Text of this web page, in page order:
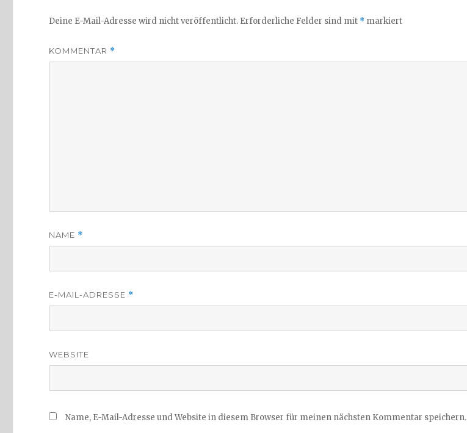
Deine E-Mail-Adresse wird nicht veröffentlicht. Erforderliche Felder sind mit * markiert
KOMMENTAR *
NAME *
E-MAIL-ADRESSE *
WEBSITE
Name, E-Mail-Adresse und Website in diesem Browser für meinen nächsten Kommentar speichern.